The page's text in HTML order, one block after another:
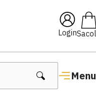
Login
Menu
🔥 Lançamentos Femininos